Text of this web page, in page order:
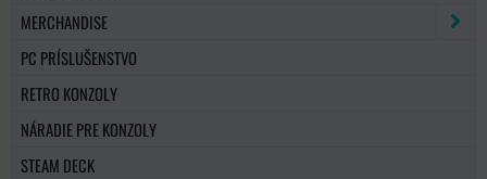
MERCHANDISE
PC PRÍSLUŠENSTVO
RETRO KONZOLY
NÁRADIE PRE KONZOLY
STEAM DECK